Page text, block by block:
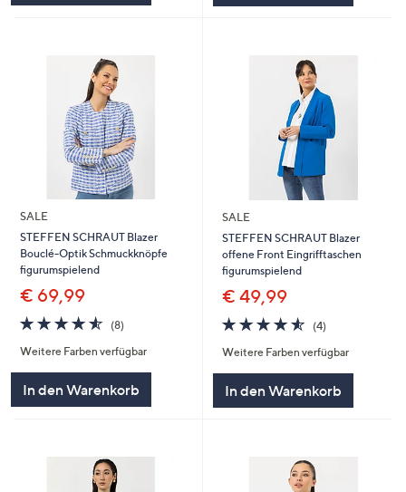
SALE
STEFFEN SCHRAUT Blazer
Bouclé-Optik Schmuckknöpfe
figurumspielend
€ 69,99
4.5
von
5
(8)8
Weitere Farben verfügbar
In den Warenkorb
SALE
STEFFEN SCHRAUT Blazer
offene Front Eingrifftaschen
figurumspielend
€ 49,99
4.5
von
5
(4)4
Weitere Farben verfügbar
In den Warenkorb